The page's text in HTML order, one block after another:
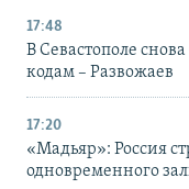
17:48
В Севастополе снова
кодам – Развожаев
17:20
«Мадьяр»: Россия
одновременного